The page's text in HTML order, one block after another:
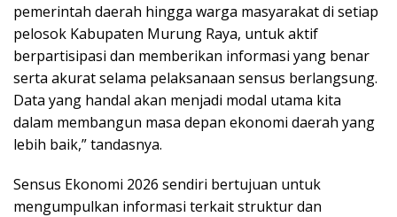
pemerintah daerah hingga warga masyarakat di setiap
pelosok Kabupaten Murung Raya, untuk aktif
berpartisipasi dan memberikan informasi yang benar
serta akurat selama pelaksanaan sensus berlangsung.
Data yang handal akan menjadi modal utama kita
dalam membangun masa depan ekonomi daerah yang
lebih baik,” tandasnya.
Sensus Ekonomi 2026 sendiri bertujuan untuk
mengumpulkan informasi terkait struktur dan